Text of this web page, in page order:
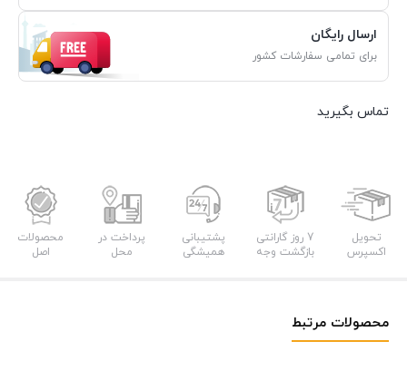
ارسال رایگان
برای تمامی سفارشات کشور
تماس بگیرید
تحویل
اکسپرس
7 روز گارانتی
بازگشت وجه
پشتیبانی
همیشگی
پرداخت در
محل
محصولات
اصل
محصولات مرتبط